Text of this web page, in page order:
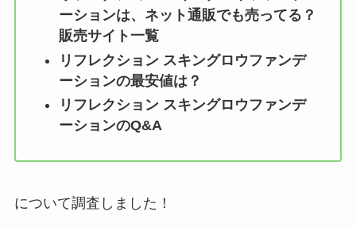
ーションは、ネット通販でも売ってる？
販売サイト一覧
リフレクション スキングロウファンデ
ーションの最安値は？
リフレクション スキングロウファンデ
ーションのQ&A
について調査しました！